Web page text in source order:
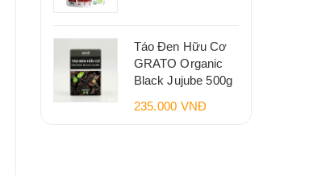
Táo Đen Hữu Cơ
GRATO Organic
Black Jujube 500g
235.000 VNĐ